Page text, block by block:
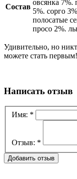
Состав
овсянка 7%.
5%. сорго
полосатые
просо 2%.
Удивительно, но
можете стать первым!
Написать отзыв
Имя: *
Отзыв: *